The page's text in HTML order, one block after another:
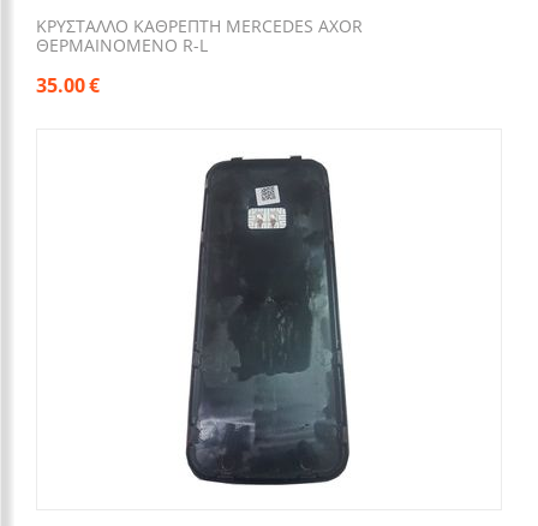
ΚΡΥΣΤΑΛΛΟ ΚΑΘΡΕΠΤΗ MERCEDES AXOR
ΘΕΡΜΑΙΝΟΜΕΝΟ R-L
35.00€